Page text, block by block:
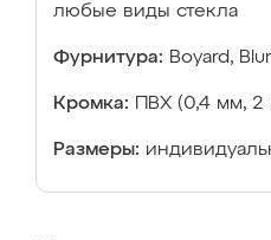
любые виды стекла
Фурнитура: Boyard,
Кромка: ПВХ (0,4 мм, 2
Размеры: